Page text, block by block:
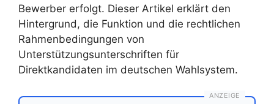
Bewerber erfolgt. Dieser Artikel erklärt den
Hintergrund, die Funktion und die rechtlichen
Rahmenbedingungen von
Unterstützungsunterschriften für
Direktkandidaten im deutschen Wahlsystem.
ANZEIGE